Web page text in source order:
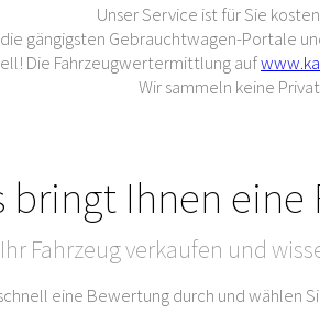
Unser Service ist für Sie
gängigsten Gebrauchtwagen-Portale
Die Fahrzeugwertermittlung auf
Wir sammeln keine
bringt Ihnen
Fahrzeug verkaufen und
eine Bewertung durch und wählen